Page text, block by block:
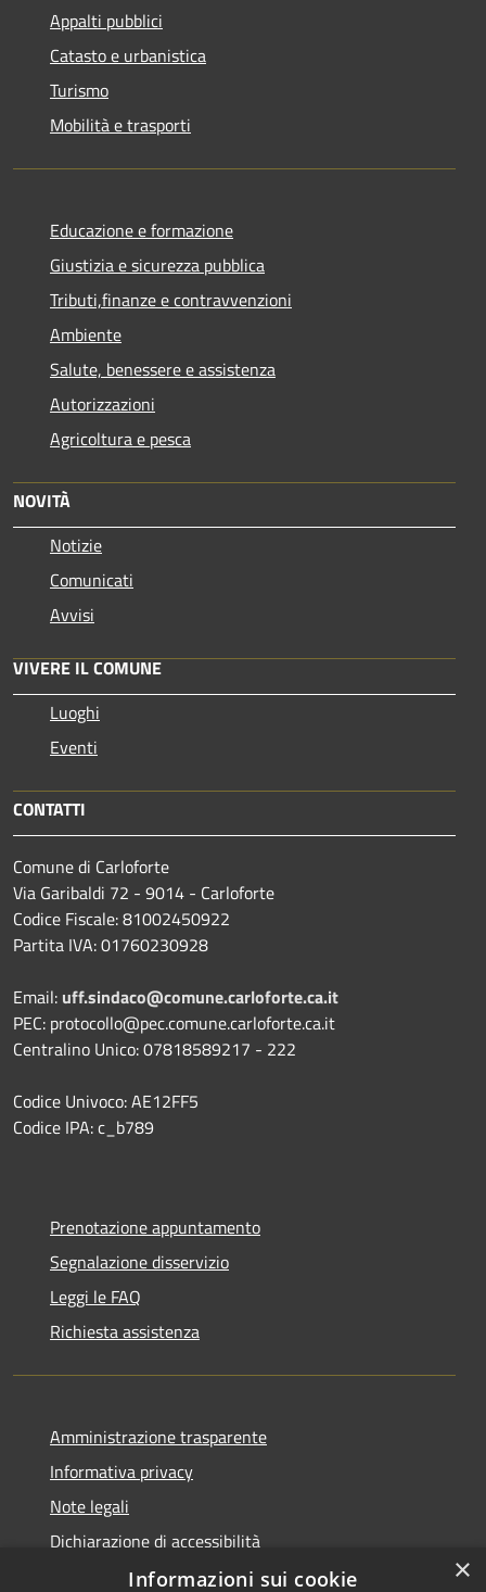
Appalti pubblici
Catasto e urbanistica
Turismo
Mobilità e trasporti
Educazione e formazione
Giustizia e sicurezza pubblica
Tributi,finanze e contravvenzioni
Ambiente
Salute, benessere e assistenza
Autorizzazioni
Agricoltura e pesca
NOVITÀ
Notizie
Comunicati
Avvisi
VIVERE IL COMUNE
Luoghi
Eventi
CONTATTI
Comune di Carloforte
Via Garibaldi 72 - 9014 - Carloforte
Codice Fiscale: 81002450922
Partita IVA: 01760230928
Email: uff.sindaco@comune.carloforte.ca.it
PEC: protocollo@pec.comune.carloforte.ca.it
Centralino Unico: 07818589217 - 222
Codice Univoco: AE12FF5
Codice IPA: c_b789
Prenotazione appuntamento
Segnalazione disservizio
Leggi le FAQ
Richiesta assistenza
Amministrazione trasparente
Informativa privacy
Note legali
Dichiarazione di accessibilità
×
Informazioni sui cookie